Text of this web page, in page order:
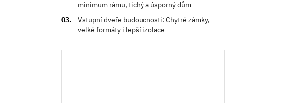
minimum rámu, tichý a úsporný dům
Vstupní dveře budoucnosti: Chytré zámky,
velké formáty i lepší izolace